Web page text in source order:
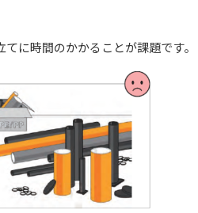
に時間のかかることが課題です。